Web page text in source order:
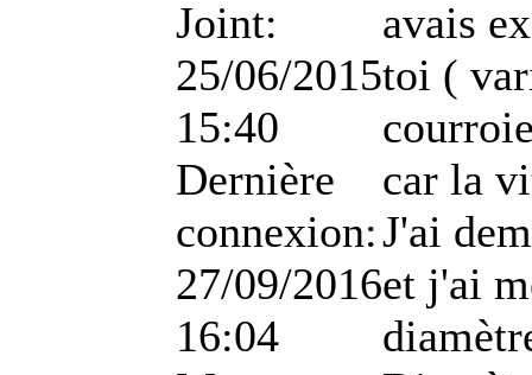
Joint:
25/06/2015
15:40
Dernière
connexion:
27/09/2016
16:04
avais
toi (
car la
J'ai
et j'ai